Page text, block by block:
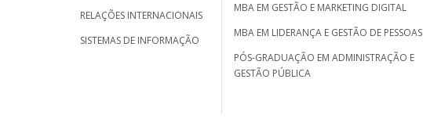
RELAÇÕES INTERNACIONAIS
SISTEMAS DE INFORMAÇÃO
MBA EM GESTÃO E MARKETING DIGITAL
MBA EM LIDERANÇA E GESTÃO DE PESSOAS
PÓS-GRADUAÇÃO EM ADMINISTRAÇÃO E
GESTÃO PÚBLICA